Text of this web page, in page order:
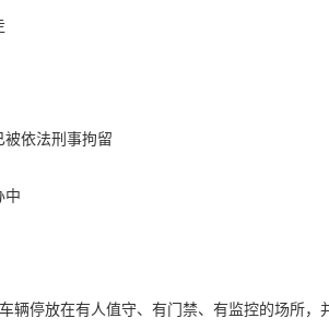
依法刑事拘留
中
辆停放在有人值守、有门禁、有监控的场所，